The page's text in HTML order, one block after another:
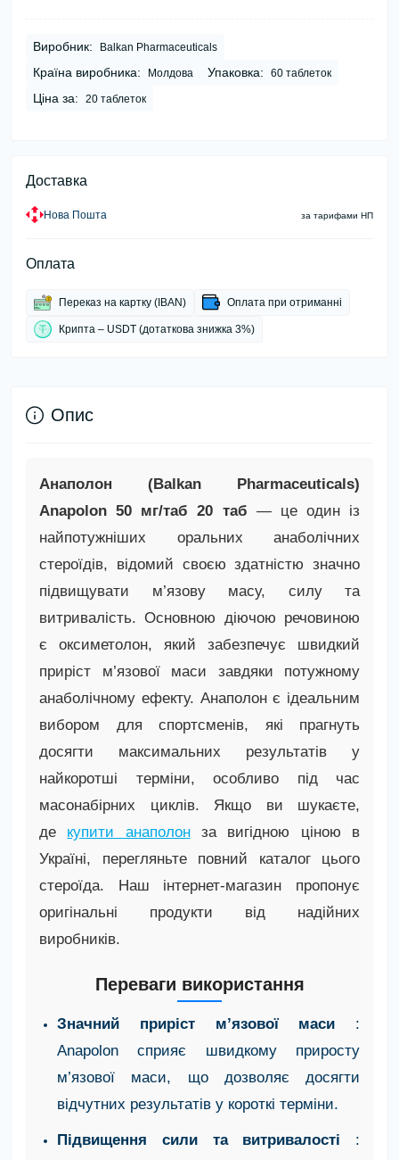
Виробник: Balkan Pharmaceuticals
Країна виробника: Молдова Упаковка: 60 таблеток
Ціна за: 20 таблеток
Доставка
Нова Пошта за тарифами НП
Оплата
Переказ на картку (IBAN) Оплата при отриманні
Крипта – USDT (дотаткова знижка 3%)
Опис
Анаполон (Balkan Pharmaceuticals)
Anapolon 50 мг/таб 20 таб — це один із
найпотужніших оральних анаболічних
стероїдів, відомий своєю здатністю значно
підвищувати м’язову масу, силу та
витривалість. Основною діючою речовиною
є оксиметолон, який забезпечує швидкий
приріст м’язової маси завдяки потужному
анаболічному ефекту. Анаполон є ідеальним
вибором для спортсменів, які прагнуть
досягти максимальних результатів у
найкоротші терміни, особливо під час
масонабірних циклів. Якщо ви шукаєте,
де купити анаполонза вигідною ціною в
Україні, перегляньте повний каталог цього
стероїда. Наш інтернет-магазин пропонує
оригінальні продукти від надійних
виробників.
Переваги використання
Значний приріст м’язової маси :
Anapolon сприяє швидкому приросту
м’язової маси, що дозволяє досягти
відчутних результатів у короткі терміни.
Підвищення сили та витривалості :